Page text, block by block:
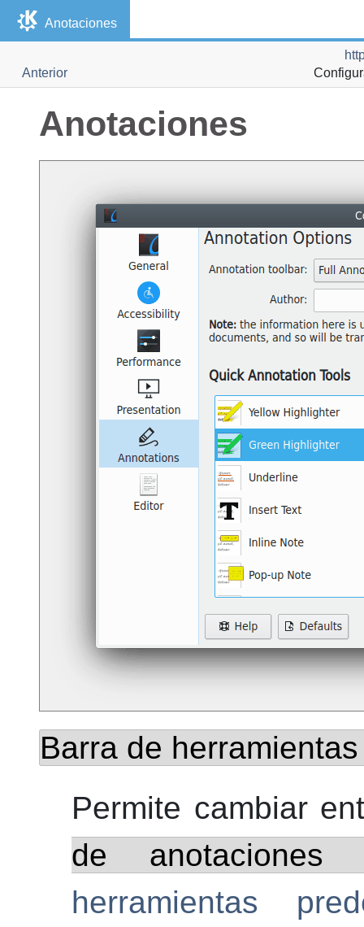
Anotaciones
Anterior
Anotaciones
Barra de
Permite cambiar
de anotaciones
herramientas